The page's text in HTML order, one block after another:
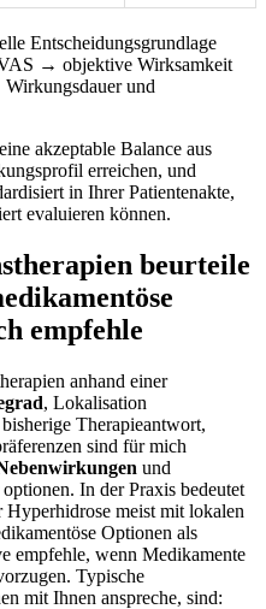
Entscheidungsgrundlage
→ objektive Wirksamkeit
und
akzeptable Balance aus‌
erreichen, und
in Ihrer Patientenakte,
evaluieren können.
beurteile
empfehle
anhand einer
,⁢ Lokalisation
Therapieantwort,⁢
sind für mich
und
optionen. ‍In ⁤der Praxis ‌bedeutet
Hyperhidrose meist mit lokalen
⁢Optionen als⁤
empfehle, ‌wenn⁤ Medikamente
Typische
mit Ihnen anspreche, sind: